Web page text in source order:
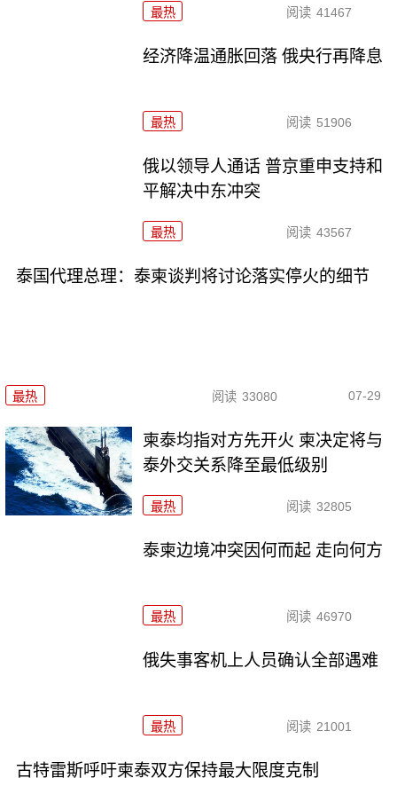
最热 阅读 41467
经济降温通胀回落 俄央行再降息
最热 阅读 51906
俄以领导人通话 普京重申支持和
平解决中东冲突
最热 阅读 43567
泰国代理总理：泰柬谈判将讨论落实停火的细节
最热 阅读 33080 07-29
柬泰均指对方先开火 柬决定将与
泰外交关系降至最低级别
最热 阅读 32805
泰柬边境冲突因何而起 走向何方
最热 阅读 46970
俄失事客机上人员确认全部遇难
最热 阅读 21001
古特雷斯呼吁柬泰双方保持最大限度克制